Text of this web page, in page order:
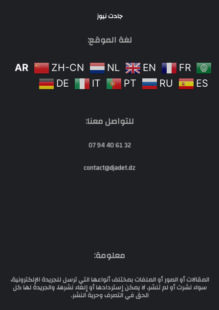
جادت نيوز
لغة الموقع:
AR ZH-CN NL EN
FR
DE
IT PT RU ES
للتواصل معنا:
32 61 40 94 07
contact@djadet.dz
معلومة:
المقالات أو الصور أو الملفات بمختلف أنواعها التي ترسل للجريدة الإلكترونية،
سواء نشرت أو لم تنشر، لا يمكن إستردادها أو إلغاء نشرها، والجريدة لها كل
الحق في التصرف وحرية النشر.